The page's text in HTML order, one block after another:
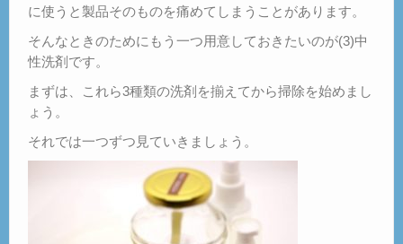
に使うと製品そのものを痛めてしまうことがあります。
そんなときのためにもう一つ用意しておきたいのが(3)中
性洗剤です。
まずは、これら3種類の洗剤を揃えてから掃除を始めまし
ょう。
それでは一つずつ見ていきましょう。